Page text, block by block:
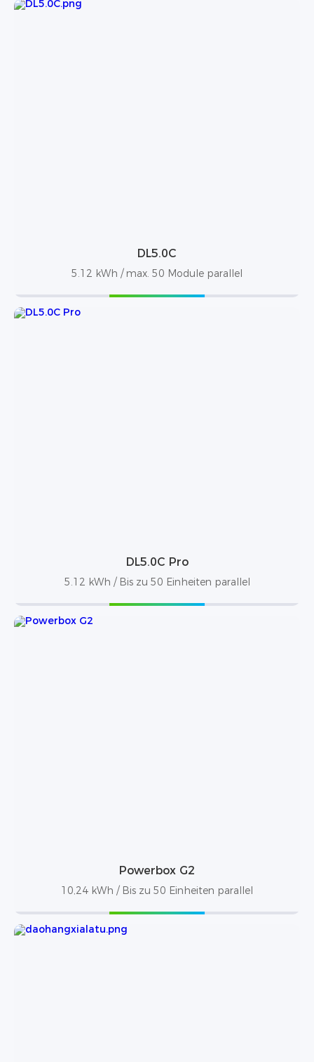
DL5.0C
5.12 kWh / max. 50 Module parallel
DL5.0C Pro
5.12 kWh / Bis zu 50 Einheiten parallel
Powerbox G2
10,24 kWh / Bis zu 50 Einheiten parallel